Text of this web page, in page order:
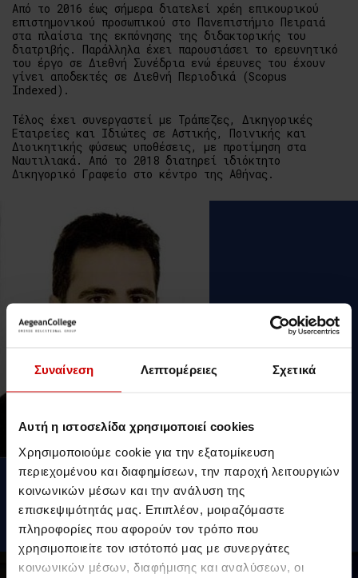
Συναίνεση Λεπτομέρειες Σχετικά
Αυτή η ιστοσελίδα χρησιμοποιεί cookies
Χρησιμοποιούμε cookie για την εξατομίκευση
περιεχομένου και διαφημίσεων, την παροχή λειτουργιών
κοινωνικών μέσων και την ανάλυση της
επισκεψιμότητάς μας. Επιπλέον, μοιραζόμαστε
πληροφορίες που αφορούν τον τρόπο που
χρησιμοποιείτε τον ιστότοπό μας με συνεργάτες
κοινωνικών μέσων, διαφήμισης και αναλύσεων, οι
Από το 2016 έως σήμερα διατελεί χρέη επικουρικού
επιστημονικού προσωπικού στο Πανεπιστήμιο Πειραιά
στα πλαίσια της εκπόνησης της διδακτορικής του
διατριβής. Παράλληλα έχει παρουσιάσει το ερευνητικό
του έργο σε Διεθνή Συνέδρια ενώ έρευνες του έχουν
γίνει αποδεκτές σε Διεθνή Περιοδικά (Scopus
Indexed).
Τέλος έχει συνεργαστεί με Τράπεζες, Δικηγορικές
Εταιρείες και Ιδιώτες σε Αστικής, Ποινικής και
Διοικητικής φύσεως υποθέσεις, με προτίμηση στα
Ναυτιλιακά. Από το 2018 διατηρεί ιδιόκτητο
Δικηγορικό Γραφείο στο κέντρο της Αθήνας.
Προγράμματα Σπουδών
BSc (Hons) in Shipping Management
MSc in Shipping Management